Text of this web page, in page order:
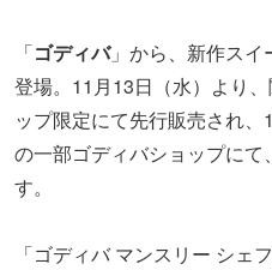
「ゴディバ」から、新作スイ
登場。11月13日（水）より
ップ限定にて先行販売され
の一部ゴディバショップにて
す。
「ゴディバ マンスリー シェ